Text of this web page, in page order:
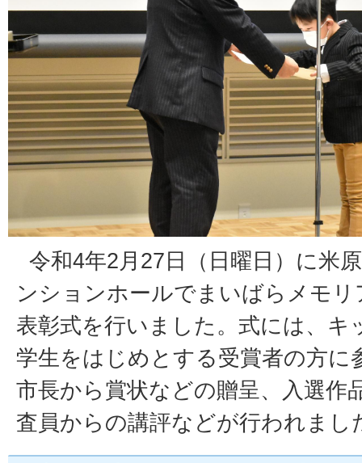
令和4年2月27日（日曜日）に米
ンションホールでまいばらメモ
表彰式を行いました。式には、キ
学生をはじめとする受賞者の方に
市長から賞状などの贈呈、入選作
査員からの講評などが行われまし